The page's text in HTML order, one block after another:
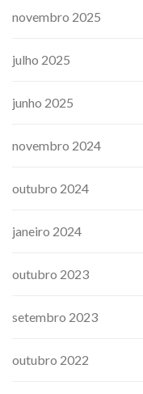
novembro 2025
julho 2025
junho 2025
novembro 2024
outubro 2024
janeiro 2024
outubro 2023
setembro 2023
outubro 2022